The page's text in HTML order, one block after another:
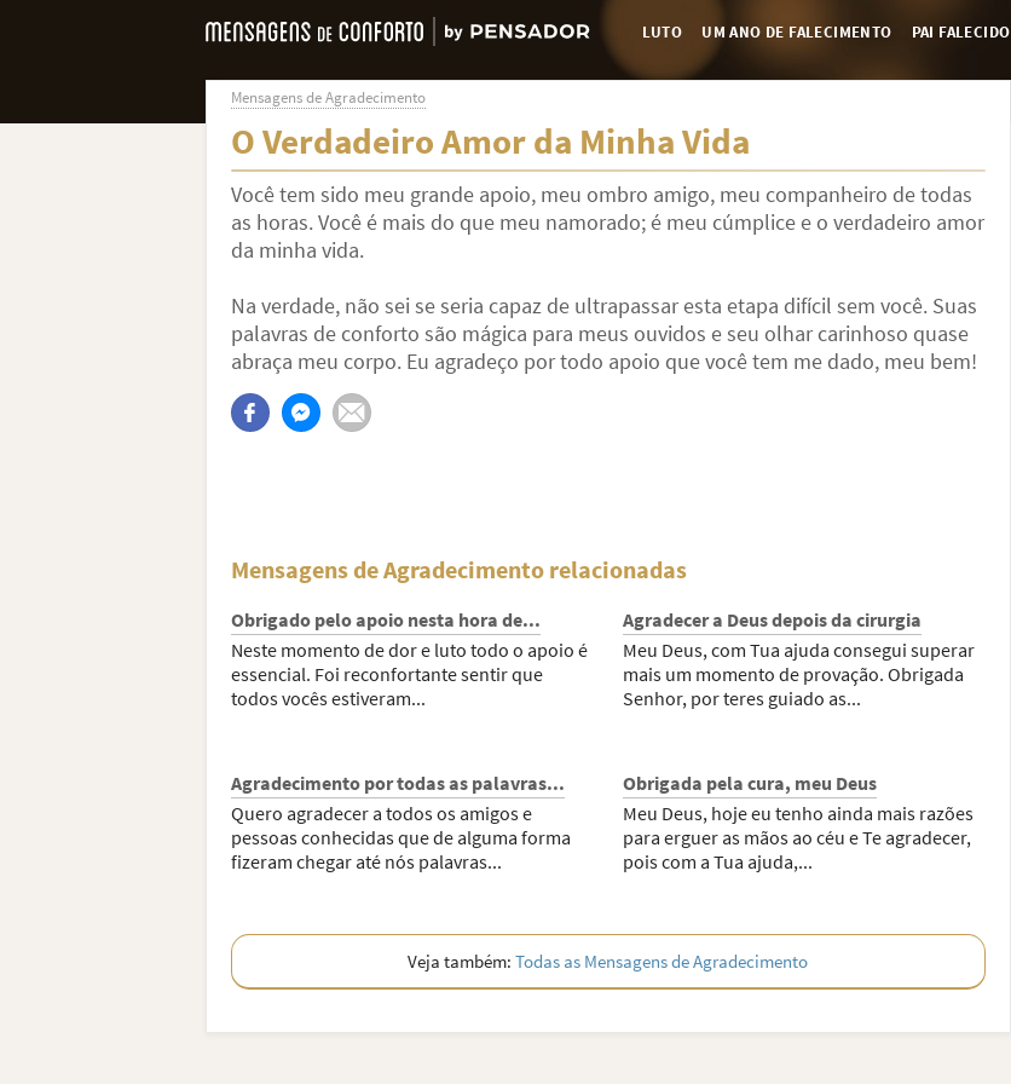
LUTO UM ANO DE FALECIMENTO PAI FALECIDO
Mensagens de Agradecimento
O Verdadeiro Amor da Minha Vida
Você tem sido meu grande apoio, meu ombro amigo, meu companheiro de todas
as horas. Você é mais do que meu namorado; é meu cúmplice e o verdadeiro amor
da minha vida.
Na verdade, não sei se seria capaz de ultrapassar esta etapa difícil sem você. Suas
palavras de conforto são mágica para meus ouvidos e seu olhar carinhoso quase
abraça meu corpo. Eu agradeço por todo apoio que você tem me dado, meu bem!
Mensagens de Agradecimento relacionadas
Obrigado pelo apoio nesta hora de...
Neste momento de dor e luto todo o apoio é
essencial. Foi reconfortante sentir que
todos vocês estiveram...
Agradecer a Deus depois da cirurgia
Meu Deus, com Tua ajuda consegui superar
mais um momento de provação. Obrigada
Senhor, por teres guiado as...
Agradecimento por todas as palavras...
Quero agradecer a todos os amigos e
pessoas conhecidas que de alguma forma
fizeram chegar até nós palavras...
Obrigada pela cura, meu Deus
Meu Deus, hoje eu tenho ainda mais razões
para erguer as mãos ao céu e Te agradecer,
pois com a Tua ajuda,...
Veja também:Todas as Mensagens de Agradecimento